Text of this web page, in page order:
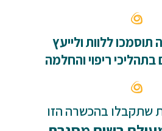
תוסמכו ללוות ולייעץ
ריפוי והחלמה
שתקבלו בהכשרה הזו